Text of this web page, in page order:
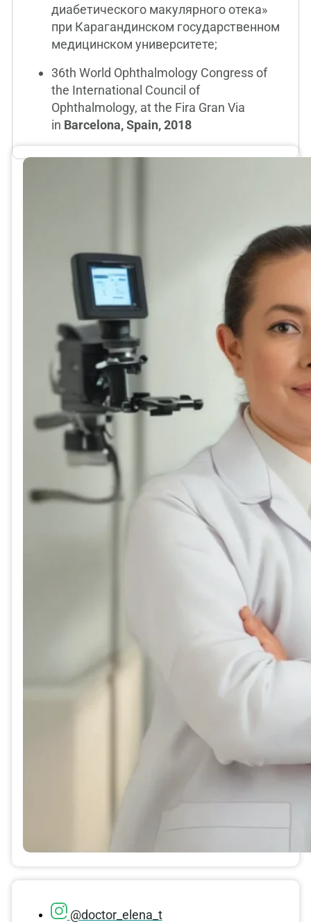
диабетического макулярного отека»
при Карагандинском государственном
медицинском университете;
36th World Ophthalmology Congress of
the International Council of
Ophthalmology, at the Fira Gran Via
in Barcelona, Spain, 2018
@doctor_elena_t